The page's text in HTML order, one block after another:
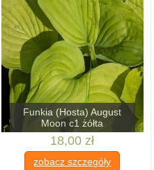
Funkia (Hosta) August
Moon c1 żółta
18,00 zł
zobacz szczegóły